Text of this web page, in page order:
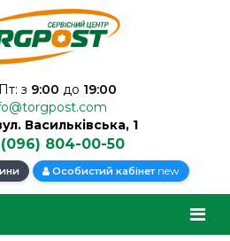
з 9:00 до 19:00
Васильківська, 1
(096) 804-00-50
Особистий кабінет new